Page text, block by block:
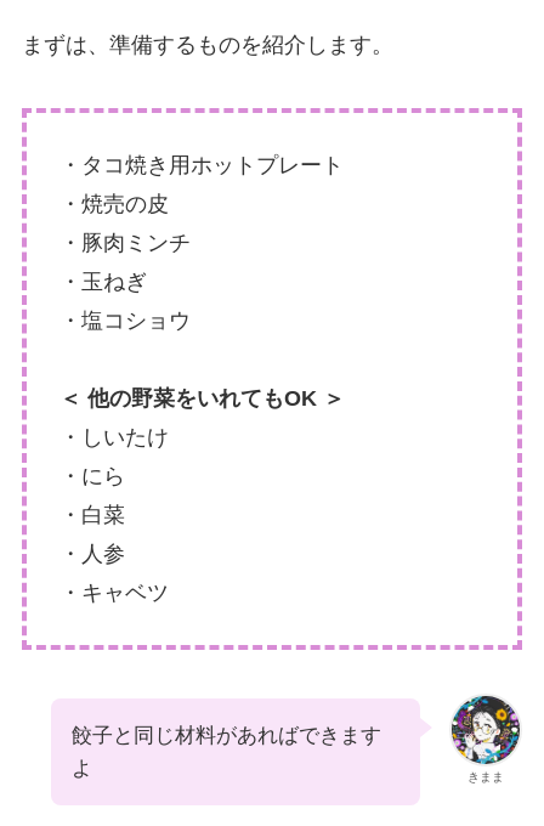
まずは、準備するものを紹介します。
・タコ焼き用ホットプレート
・焼売の皮
・豚肉ミンチ
・玉ねぎ
・塩コショウ
＜ 他の野菜をいれてもOK ＞
・しいたけ
・にら
・白菜
・人参
・キャベツ
きまま
餃子と同じ材料があればできます
よ